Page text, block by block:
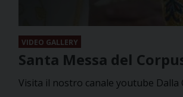
VIDEO GALLERY
Santa Messa del
Visita il nostro canale youtube Dalla